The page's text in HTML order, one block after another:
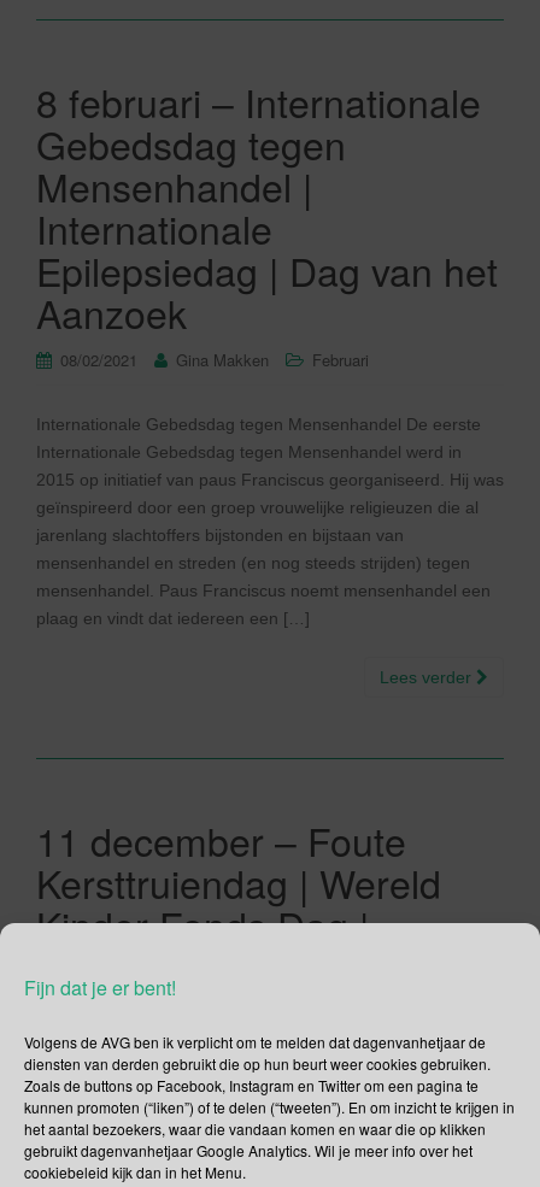
Fijn dat je er bent!
Volgens de AVG ben ik verplicht om te melden dat dagenvanhetjaar de
diensten van derden gebruikt die op hun beurt weer cookies gebruiken.
Zoals de buttons op Facebook, Instagram en Twitter om een pagina te
kunnen promoten (“liken”) of te delen (“tweeten”). En om inzicht te krijgen in
het aantal bezoekers, waar die vandaan komen en waar die op klikken
gebruikt dagenvanhetjaar Google Analytics. Wil je meer info over het
cookiebeleid kijk dan in het Menu.
8 februari – Internationale
Gebedsdag tegen
Mensenhandel |
Internationale
Epilepsiedag | Dag van het
Aanzoek
08/02/2021 Gina Makken Februari
Internationale Gebedsdag tegen Mensenhandel De eerste
Internationale Gebedsdag tegen Mensenhandel werd in
2015 op initiatief van paus Franciscus georganiseerd. Hij was
geïnspireerd door een groep vrouwelijke religieuzen die al
jarenlang slachtoffers bijstonden en bijstaan van
mensenhandel en streden (en nog steeds strijden) tegen
mensenhandel. Paus Franciscus noemt mensenhandel een
plaag en vindt dat iedereen een […]
Lees verder
11 december – Foute
Kersttruiendag | Wereld
Kinder Fonds Dag |
Internationale dag van de
Bergen | Paarse Vrijdag
11/12/2020 Gina Makken December
Wereld Kinder Fonds Dag Joseph Lam is de oprichter en
president van het World’s Children’s Fund (WCF) en initiator
van Wereld Kinder Fonds Dag. Op 24-jarige leeftijd bezocht